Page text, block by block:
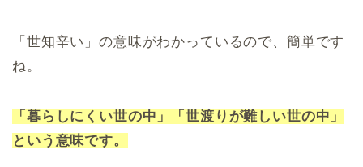
「世知辛い」の意味がわかっているので、簡単です
ね。
「暮らしにくい世の中」「世渡りが難しい世の中」
という意味です。